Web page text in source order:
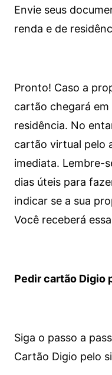
Envie seus
renda e de
Pronto! Caso a
cartão chegará em
residência. No
cartão virtual pelo
imediata. Lembre-
dias úteis para
indicar se a sua
Você receberá
Pedir cartão Digio
Siga o passo a
Cartão Digio pelo